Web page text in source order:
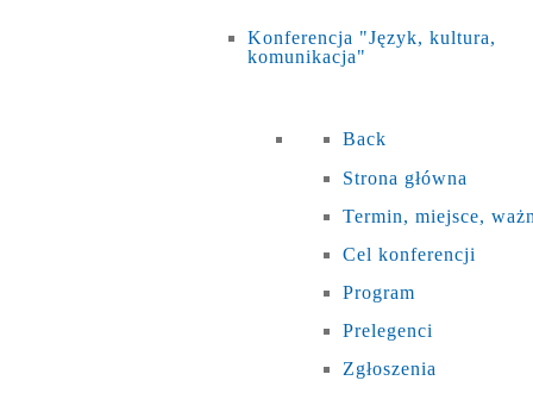
Konferencja "Język, kultura,
komunikacja"
Back
Strona główna
Termin, miejsce,
Cel konferencji
Program
Prelegenci
Zgłoszenia